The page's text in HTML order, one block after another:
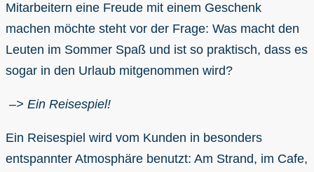
Mitarbeitern eine Freude mit einem Geschenk
machen möchte steht vor der Frage: Was macht den
Leuten im Sommer Spaß und ist so praktisch, dass es
sogar in den Urlaub mitgenommen wird?
–> Ein Reisespiel!
Ein Reisespiel wird vom Kunden in besonders
entspannter Atmosphäre benutzt: Am Strand, im Cafe,